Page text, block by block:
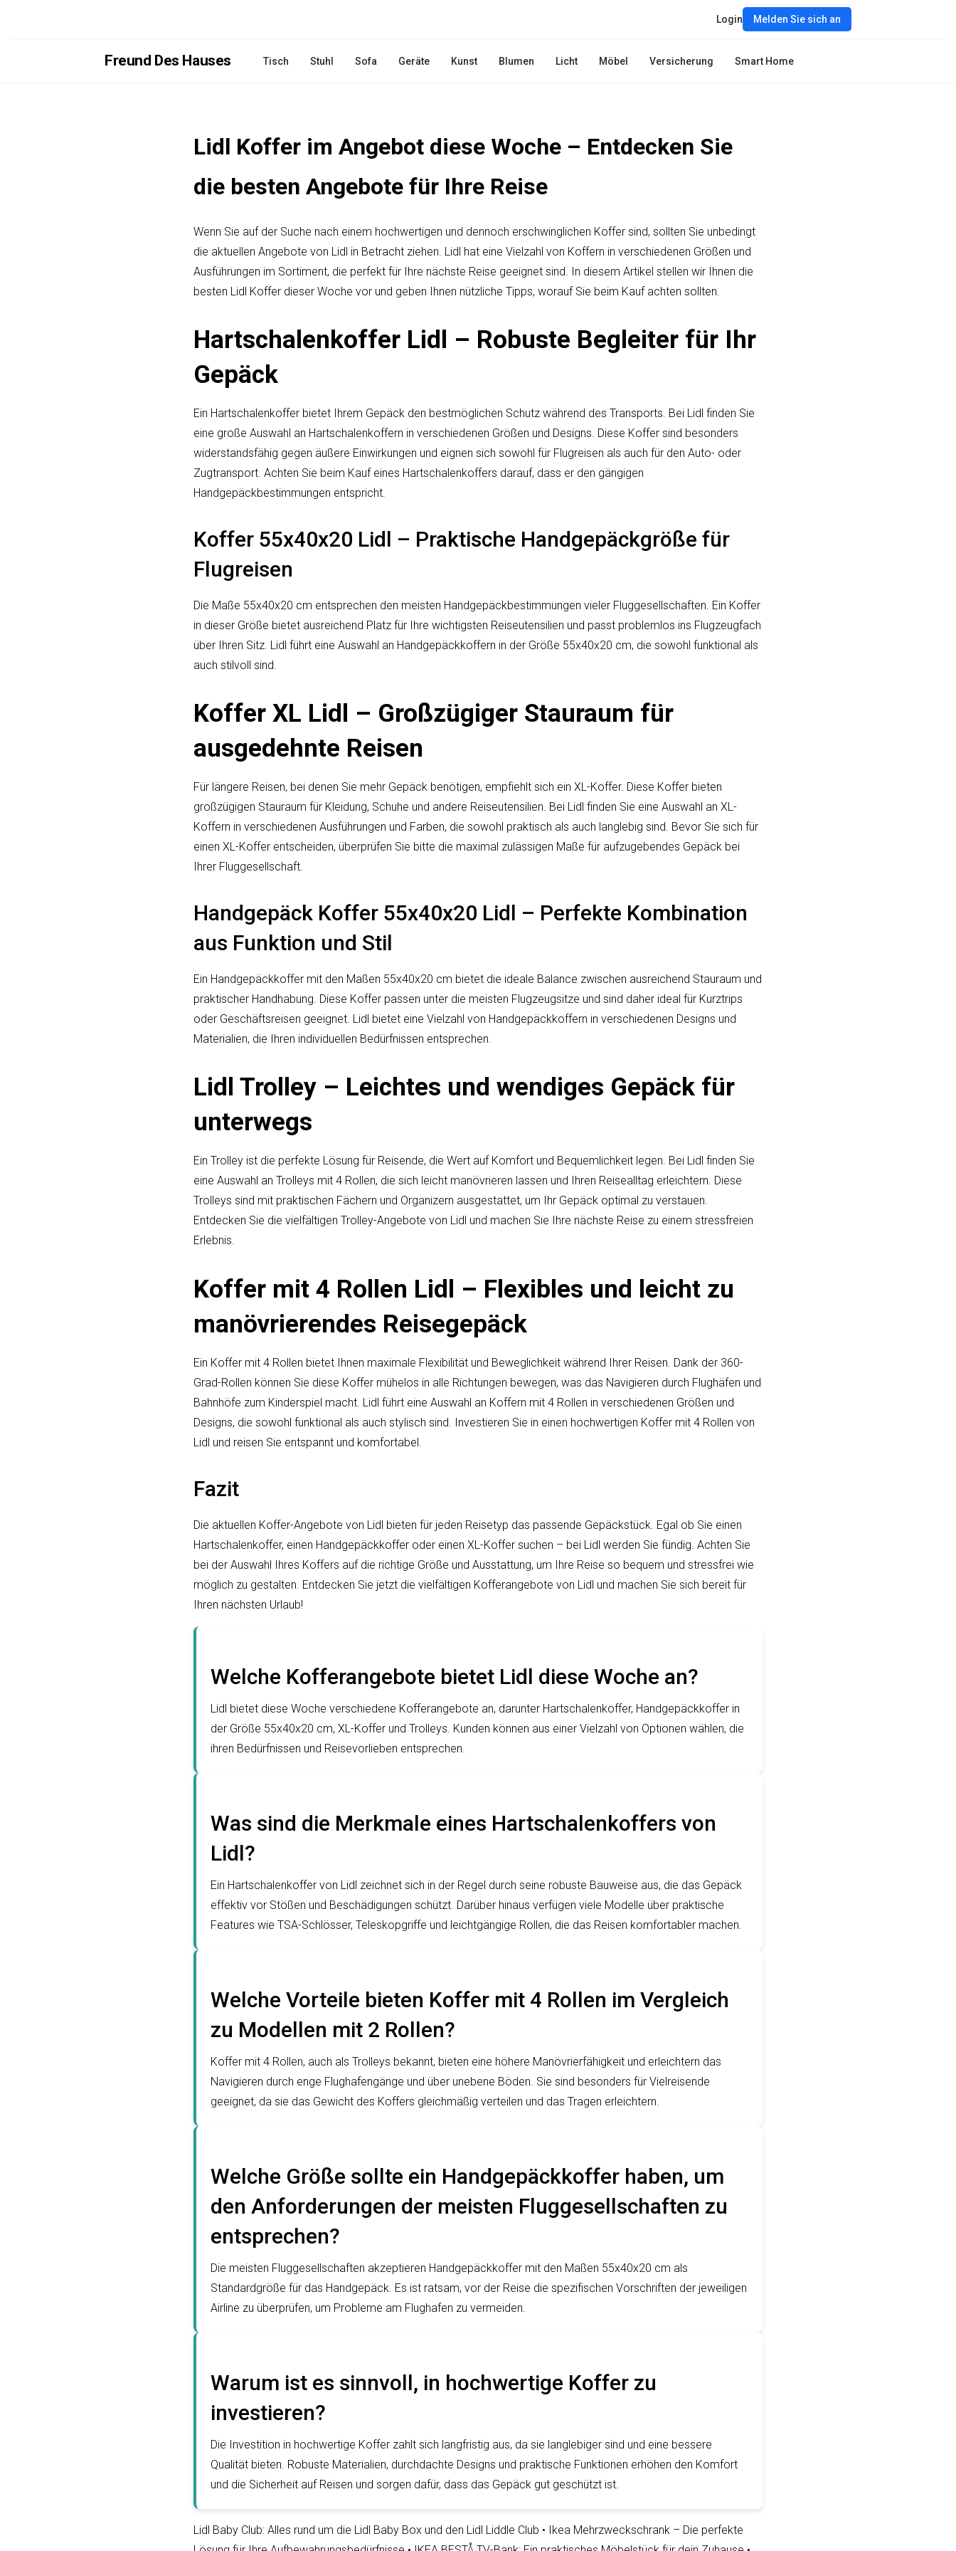
Freund Des Hauses Tisch Stuhl Sofa Geräte Kunst Blumen Licht Möbel Versicherung Smart Home
Login Melden Sie sich an
Lidl Koffer im Angebot diese Woche – Entdecken Sie
die besten Angebote für Ihre Reise
Wenn Sie auf der Suche nach einem hochwertigen und dennoch erschwinglichen Koffer sind, sollten Sie unbedingt
die aktuellen Angebote von Lidl in Betracht ziehen. Lidl hat eine Vielzahl von Koffern in verschiedenen Größen und
Ausführungen im Sortiment, die perfekt für Ihre nächste Reise geeignet sind. In diesem Artikel stellen wir Ihnen die
besten Lidl Koffer dieser Woche vor und geben Ihnen nützliche Tipps, worauf Sie beim Kauf achten sollten.
Hartschalenkoffer Lidl – Robuste Begleiter für Ihr
Gepäck
Ein Hartschalenkoffer bietet Ihrem Gepäck den bestmöglichen Schutz während des Transports. Bei Lidl finden Sie
eine große Auswahl an Hartschalenkoffern in verschiedenen Größen und Designs. Diese Koffer sind besonders
widerstandsfähig gegen äußere Einwirkungen und eignen sich sowohl für Flugreisen als auch für den Auto- oder
Zugtransport. Achten Sie beim Kauf eines Hartschalenkoffers darauf, dass er den gängigen
Handgepäckbestimmungen entspricht.
Koffer 55x40x20 Lidl – Praktische Handgepäckgröße für
Flugreisen
Die Maße 55x40x20 cm entsprechen den meisten Handgepäckbestimmungen vieler Fluggesellschaften. Ein Koffer
in dieser Größe bietet ausreichend Platz für Ihre wichtigsten Reiseutensilien und passt problemlos ins Flugzeugfach
über Ihren Sitz. Lidl führt eine Auswahl an Handgepäckkoffern in der Größe 55x40x20 cm, die sowohl funktional als
auch stilvoll sind.
Koffer XL Lidl – Großzügiger Stauraum für
ausgedehnte Reisen
Für längere Reisen, bei denen Sie mehr Gepäck benötigen, empfiehlt sich ein XL-Koffer. Diese Koffer bieten
großzügigen Stauraum für Kleidung, Schuhe und andere Reiseutensilien. Bei Lidl finden Sie eine Auswahl an XL-
Koffern in verschiedenen Ausführungen und Farben, die sowohl praktisch als auch langlebig sind. Bevor Sie sich für
einen XL-Koffer entscheiden, überprüfen Sie bitte die maximal zulässigen Maße für aufzugebendes Gepäck bei
Ihrer Fluggesellschaft.
Handgepäck Koffer 55x40x20 Lidl – Perfekte Kombination
aus Funktion und Stil
Ein Handgepäckkoffer mit den Maßen 55x40x20 cm bietet die ideale Balance zwischen ausreichend Stauraum und
praktischer Handhabung. Diese Koffer passen unter die meisten Flugzeugsitze und sind daher ideal für Kurztrips
oder Geschäftsreisen geeignet. Lidl bietet eine Vielzahl von Handgepäckkoffern in verschiedenen Designs und
Materialien, die Ihren individuellen Bedürfnissen entsprechen.
Lidl Trolley – Leichtes und wendiges Gepäck für
unterwegs
Ein Trolley ist die perfekte Lösung für Reisende, die Wert auf Komfort und Bequemlichkeit legen. Bei Lidl finden Sie
eine Auswahl an Trolleys mit 4 Rollen, die sich leicht manövrieren lassen und Ihren Reisealltag erleichtern. Diese
Trolleys sind mit praktischen Fächern und Organizern ausgestattet, um Ihr Gepäck optimal zu verstauen.
Entdecken Sie die vielfältigen Trolley-Angebote von Lidl und machen Sie Ihre nächste Reise zu einem stressfreien
Erlebnis.
Koffer mit 4 Rollen Lidl – Flexibles und leicht zu
manövrierendes Reisegepäck
Ein Koffer mit 4 Rollen bietet Ihnen maximale Flexibilität und Beweglichkeit während Ihrer Reisen. Dank der 360-
Grad-Rollen können Sie diese Koffer mühelos in alle Richtungen bewegen, was das Navigieren durch Flughäfen und
Bahnhöfe zum Kinderspiel macht. Lidl führt eine Auswahl an Koffern mit 4 Rollen in verschiedenen Größen und
Designs, die sowohl funktional als auch stylisch sind. Investieren Sie in einen hochwertigen Koffer mit 4 Rollen von
Lidl und reisen Sie entspannt und komfortabel.
Fazit
Die aktuellen Koffer-Angebote von Lidl bieten für jeden Reisetyp das passende Gepäckstück. Egal ob Sie einen
Hartschalenkoffer, einen Handgepäckkoffer oder einen XL-Koffer suchen – bei Lidl werden Sie fündig. Achten Sie
bei der Auswahl Ihres Koffers auf die richtige Größe und Ausstattung, um Ihre Reise so bequem und stressfrei wie
möglich zu gestalten. Entdecken Sie jetzt die vielfältigen Kofferangebote von Lidl und machen Sie sich bereit für
Ihren nächsten Urlaub!
Welche Kofferangebote bietet Lidl diese Woche an?
Lidl bietet diese Woche verschiedene Kofferangebote an, darunter Hartschalenkoffer, Handgepäckkoffer in
der Größe 55x40x20 cm, XL-Koffer und Trolleys. Kunden können aus einer Vielzahl von Optionen wählen, die
ihren Bedürfnissen und Reisevorlieben entsprechen.
Was sind die Merkmale eines Hartschalenkoffers von
Lidl?
Ein Hartschalenkoffer von Lidl zeichnet sich in der Regel durch seine robuste Bauweise aus, die das Gepäck
effektiv vor Stößen und Beschädigungen schützt. Darüber hinaus verfügen viele Modelle über praktische
Features wie TSA-Schlösser, Teleskopgriffe und leichtgängige Rollen, die das Reisen komfortabler machen.
Welche Vorteile bieten Koffer mit 4 Rollen im Vergleich
zu Modellen mit 2 Rollen?
Koffer mit 4 Rollen, auch als Trolleys bekannt, bieten eine höhere Manövrierfähigkeit und erleichtern das
Navigieren durch enge Flughafengänge und über unebene Böden. Sie sind besonders für Vielreisende
geeignet, da sie das Gewicht des Koffers gleichmäßig verteilen und das Tragen erleichtern.
Welche Größe sollte ein Handgepäckkoffer haben, um
den Anforderungen der meisten Fluggesellschaften zu
entsprechen?
Die meisten Fluggesellschaften akzeptieren Handgepäckkoffer mit den Maßen 55x40x20 cm als
Standardgröße für das Handgepäck. Es ist ratsam, vor der Reise die spezifischen Vorschriften der jeweiligen
Airline zu überprüfen, um Probleme am Flughafen zu vermeiden.
Warum ist es sinnvoll, in hochwertige Koffer zu
investieren?
Die Investition in hochwertige Koffer zahlt sich langfristig aus, da sie langlebiger sind und eine bessere
Qualität bieten. Robuste Materialien, durchdachte Designs und praktische Funktionen erhöhen den Komfort
und die Sicherheit auf Reisen und sorgen dafür, dass das Gepäck gut geschützt ist.
Lidl Baby Club: Alles rund um die Lidl Baby Box und den Lidl Liddle Club • Ikea Mehrzweckschrank – Die perfekte